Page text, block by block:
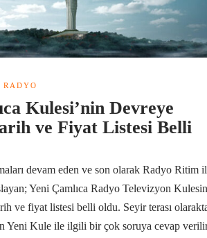
RADYO
Kulesi’nin Devreye
ve Fiyat Listesi Belli
devam eden ve son olarak Radyo Ritim
Yeni Çamlıca Radyo Televizyon
ve fiyat listesi belli oldu. Seyir terası
Yeni Kule ile ilgili bir çok soruya cevap